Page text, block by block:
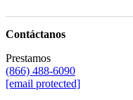
Contáctanos
Prestamos
(866) 488-6090
[email protected]